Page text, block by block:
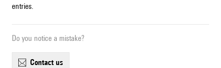
entries.
Do you notice a mistake?
contact us